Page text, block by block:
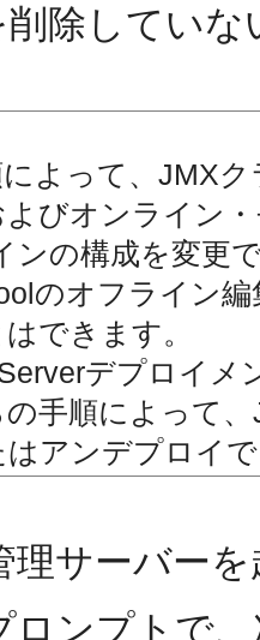
除してい
によって、JMX
びオンライン
ンの構成を変更
のオフライン
できます。
デプロイメ
手順によって
はアンデプロイ
理サーバー
ロンプトで